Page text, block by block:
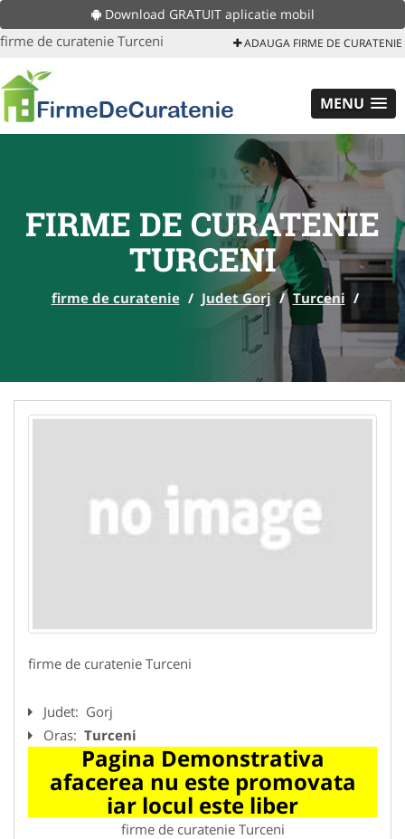
Download GRATUIT aplicatie mobil
firme de curatenie Turceni ADAUGA FIRME DE CURATENIE
MENU
FIRME DE CURATENIE
TURCENI
firme de curatenie / Judet Gorj / Turceni /
firme de curatenie Turceni
Judet: Gorj
Oras: Turceni
Pagina Demonstrativa
afacerea nu este promovata
iar locul este liber
firme de curatenie Turceni